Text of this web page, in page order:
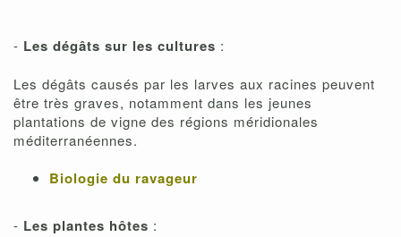
- Les dégâts sur les cultures :
Les dégâts causés par les larves aux racines peuvent
être très graves, notamment dans les jeunes
plantations de vigne des régions méridionales
méditerranéennes.
Biologie du ravageur
- Les plantes hôtes :